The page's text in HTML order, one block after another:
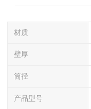
材质
壁厚
筒径
产品型号